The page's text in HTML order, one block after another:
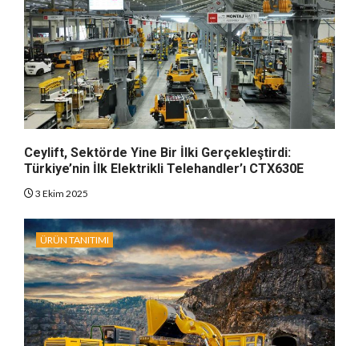
Ceylift, Sektörde Yine Bir İlki Gerçekleştirdi:
Türkiye’nin İlk Elektrikli Telehandler’ı CTX630E
3 Ekim 2025
ÜRÜN TANITIMI